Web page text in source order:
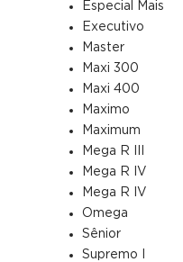
Especial Mais
Executivo
Master
Maxi 300
Maxi 400
Maximo
Maximum
Mega R III
Mega R IV
Mega R IV
Omega
Sênior
Supremo I